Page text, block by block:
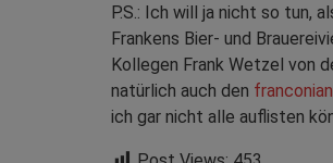
P.S.: Ich will ja nicht so tun,
Frankens Bier- und
Kollegen Frank Wetzel von
natürlich auch den
ich gar nicht alle auflisten